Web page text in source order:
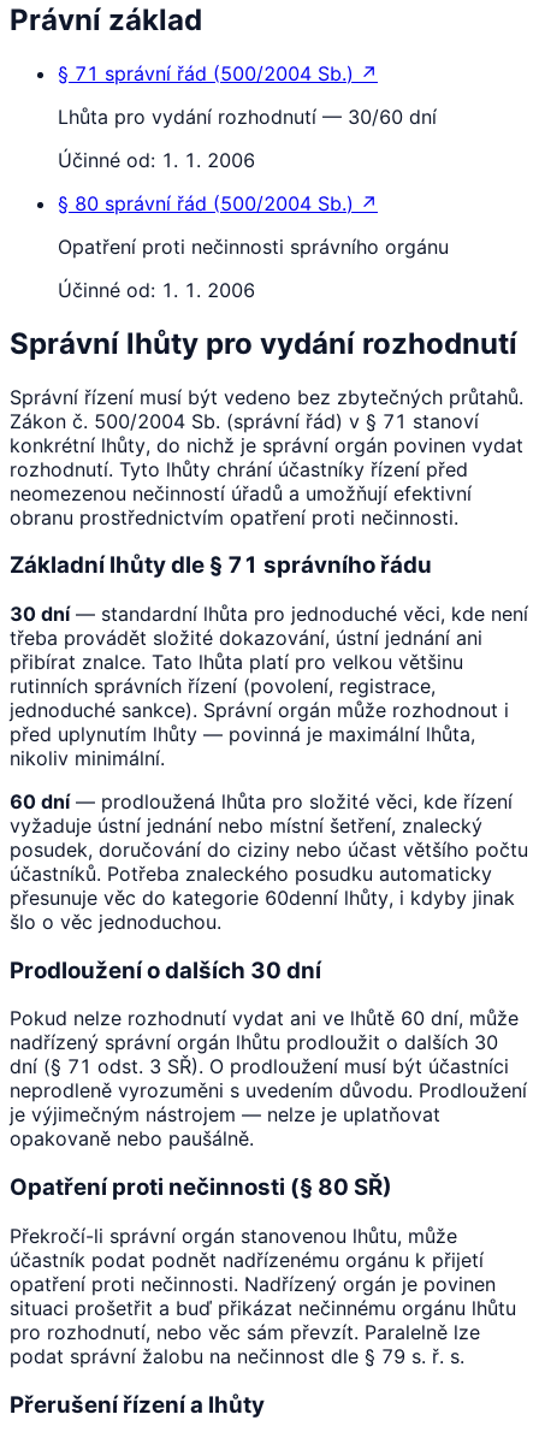
Právní základ
§ 71 správní řád (500/2004 Sb.) ↗
Lhůta pro vydání rozhodnutí — 30/60 dní
Účinné od: 1. 1. 2006
§ 80 správní řád (500/2004 Sb.) ↗
Opatření proti nečinnosti správního orgánu
Účinné od: 1. 1. 2006
Správní lhůty pro vydání rozhodnutí
Správní řízení musí být vedeno bez zbytečných průtahů.
Zákon č. 500/2004 Sb. (správní řád) v § 71 stanoví
konkrétní lhůty, do nichž je správní orgán povinen vydat
rozhodnutí. Tyto lhůty chrání účastníky řízení před
neomezenou nečinností úřadů a umožňují efektivní
obranu prostřednictvím opatření proti nečinnosti.
Základní lhůty dle § 71 správního řádu
30 dní— standardní lhůta pro jednoduché věci, kde není
třeba provádět složité dokazování, ústní jednání ani
přibírat znalce. Tato lhůta platí pro velkou většinu
rutinních správních řízení (povolení, registrace,
jednoduché sankce). Správní orgán může rozhodnout i
před uplynutím lhůty — povinná je maximální lhůta,
nikoliv minimální.
60 dní— prodloužená lhůta pro složité věci, kde řízení
vyžaduje ústní jednání nebo místní šetření, znalecký
posudek, doručování do ciziny nebo účast většího počtu
účastníků. Potřeba znaleckého posudku automaticky
přesunuje věc do kategorie 60denní lhůty, i kdyby jinak
šlo o věc jednoduchou.
Prodloužení o dalších 30 dní
Pokud nelze rozhodnutí vydat ani ve lhůtě 60 dní, může
nadřízený správní orgán lhůtu prodloužit o dalších 30
dní (§ 71 odst. 3 SŘ). O prodloužení musí být účastníci
neprodleně vyrozuměni s uvedením důvodu. Prodloužení
je výjimečným nástrojem — nelze je uplatňovat
opakovaně nebo paušálně.
Opatření proti nečinnosti (§ 80 SŘ)
Překročí-li správní orgán stanovenou lhůtu, může
účastník podat podnět nadřízenému orgánu k přijetí
opatření proti nečinnosti. Nadřízený orgán je povinen
situaci prošetřit a buď přikázat nečinnému orgánu lhůtu
pro rozhodnutí, nebo věc sám převzít. Paralelně lze
podat správní žalobu na nečinnost dle § 79 s. ř. s.
Přerušení řízení a lhůty